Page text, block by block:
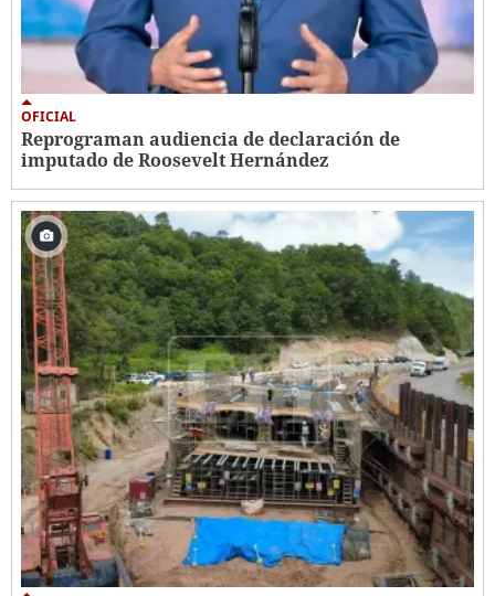
OFICIAL
Reprograman audiencia de declaración de
imputado de Roosevelt Hernández